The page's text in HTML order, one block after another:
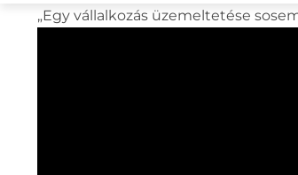
„Egy vállalkozás üzemeltetése